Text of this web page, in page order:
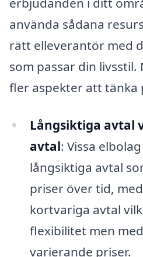
använda sådana
rätt elleverantör med
som passar din livsstil.
fler aspekter att tänka
Långsiktiga avtal
avtal: Vissa
långsiktiga avtal
priser över tid,
kortvariga avtal
flexibilitet men
varierande priser.